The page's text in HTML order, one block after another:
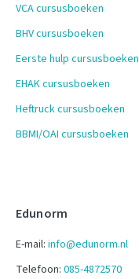
VCA cursusboeken
BHV cursusboeken
Eerste hulp cursusboeken
EHAK cursusboeken
Heftruck cursusboeken
BBMI/OAI cursusboeken
Edunorm
E-mail: info@edunorm.nl
Telefoon: 085-4872570